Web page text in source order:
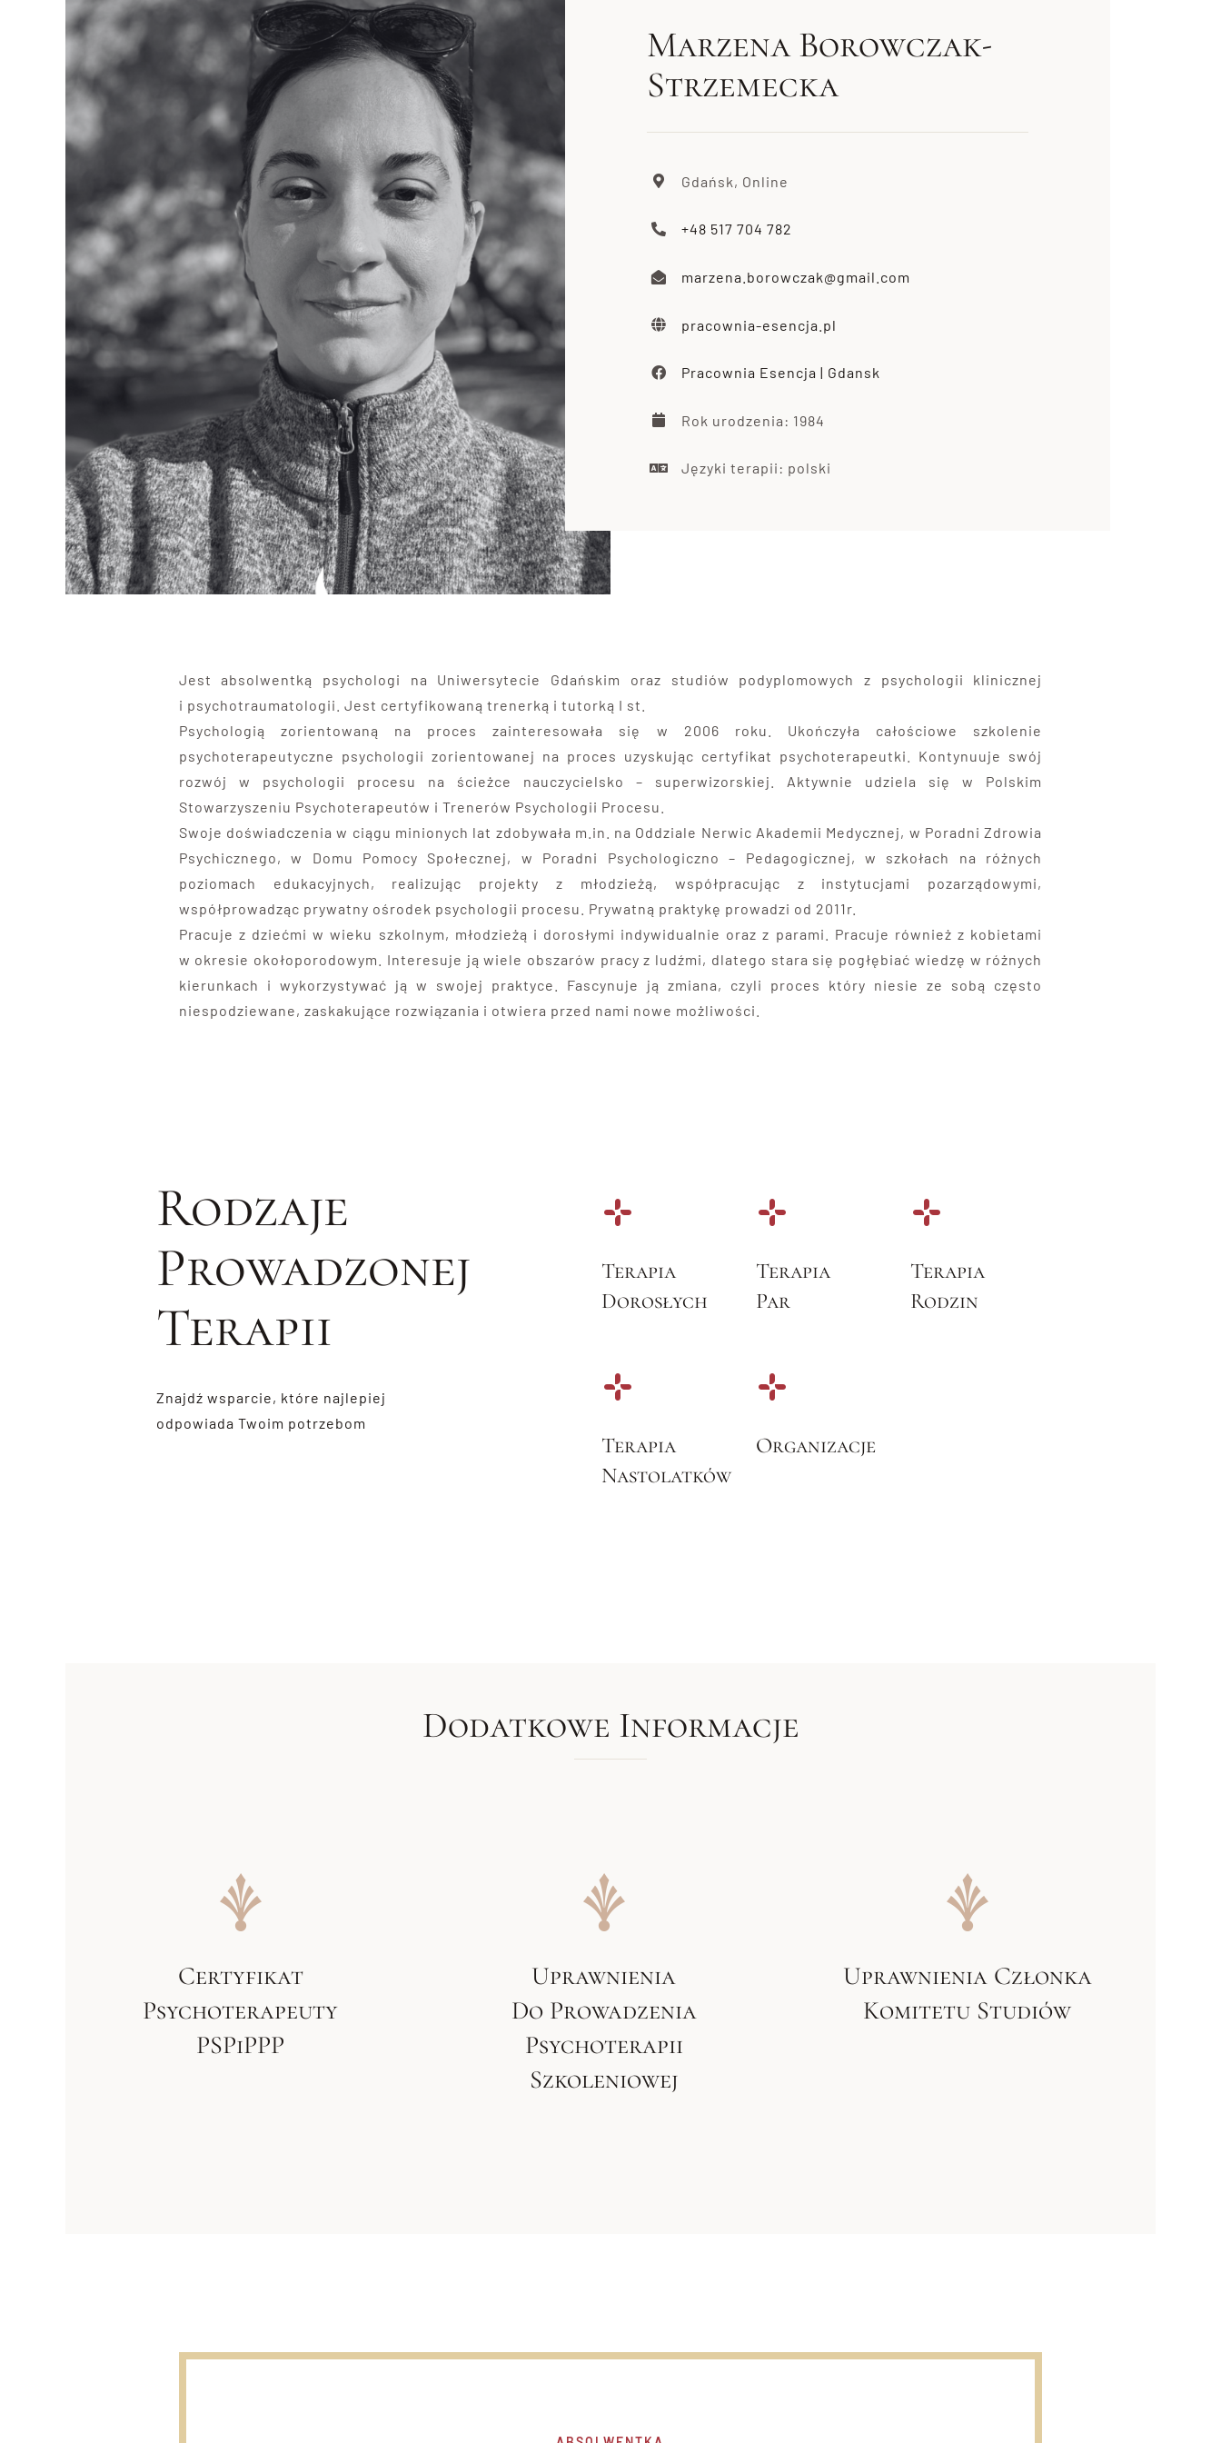
Marzena Borowczak-
Strzemecka
Gdańsk, Online
+48 517 704 782
marzena.borowczak@gmail.com
pracownia-esencja.pl
Pracownia Esencja | Gdansk
Rok urodzenia: 1984
Języki terapii: polski
Jest absolwentką psychologi na Uniwersytecie Gdańskim oraz studiów podyplomowych z psychologii klinicznej
i psychotraumatologii. Jest certyfikowaną trenerką i tutorką I st.
Psychologią zorientowaną na proces zainteresowała się w 2006 roku. Ukończyła całościowe szkolenie
psychoterapeutyczne psychologii zorientowanej na proces uzyskując certyfikat psychoterapeutki. Kontynuuje swój
rozwój w psychologii procesu na ścieżce nauczycielsko – superwizorskiej. Aktywnie udziela się w Polskim
Stowarzyszeniu Psychoterapeutów i Trenerów Psychologii Procesu.
Swoje doświadczenia w ciągu minionych lat zdobywała m.in. na Oddziale Nerwic Akademii Medycznej, w Poradni Zdrowia
Psychicznego, w Domu Pomocy Społecznej, w Poradni Psychologiczno – Pedagogicznej, w szkołach na różnych
poziomach edukacyjnych, realizując projekty z młodzieżą, współpracując z instytucjami pozarządowymi,
współprowadząc prywatny ośrodek psychologii procesu. Prywatną praktykę prowadzi od 2011r.
Pracuje z dziećmi w wieku szkolnym, młodzieżą i dorosłymi indywidualnie oraz z parami. Pracuje również z kobietami
w okresie okołoporodowym. Interesuje ją wiele obszarów pracy z ludźmi, dlatego stara się pogłębiać wiedzę w różnych
kierunkach i wykorzystywać ją w swojej praktyce. Fascynuje ją zmiana, czyli proces który niesie ze sobą często
niespodziewane, zaskakujące rozwiązania i otwiera przed nami nowe możliwości.
Rodzaje
Prowadzonej
Terapii
Znajdź wsparcie, które najlepiej
odpowiada Twoim potrzebom
Terapia
Dorosłych
Terapia
Par
Terapia
Rodzin
Terapia
Nastolatków
Organizacje
Dodatkowe Informacje
Certyfikat
Psychoterapeuty
PSPiPPP
Uprawnienia
Do Prowadzenia
Psychoterapii
Szkoleniowej
Uprawnienia Członka
Komitetu Studiów